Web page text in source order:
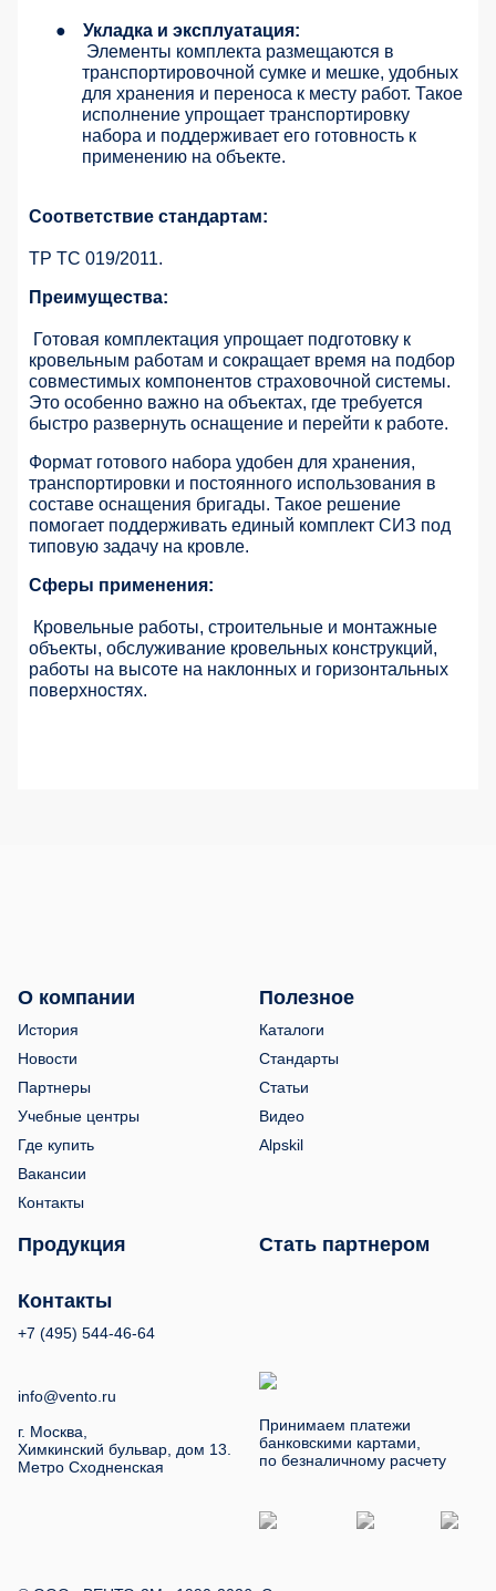
●
Укладка и эксплуатация:
Элементы комплекта размещаются в
транспортировочной сумке и мешке, удобных
для хранения и переноса к месту работ. Такое
исполнение упрощает транспортировку
набора и поддерживает его готовность к
применению на объекте.
Соответствие стандартам:
ТР ТС 019/2011.
Преимущества:
Готовая комплектация упрощает подготовку к
кровельным работам и сокращает время на подбор
совместимых компонентов страховочной системы.
Это особенно важно на объектах, где требуется
быстро развернуть оснащение и перейти к работе.
Формат готового набора удобен для хранения,
транспортировки и постоянного использования в
составе оснащения бригады. Такое решение
помогает поддерживать единый комплект СИЗ под
типовую задачу на кровле.
Сферы применения:
Кровельные работы, строительные и монтажные
объекты, обслуживание кровельных конструкций,
работы на высоте на наклонных и горизонтальных
поверхностях.
О компании
История
Новости
Партнеры
Учебные центры
Где купить
Вакансии
Контакты
Полезное
Каталоги
Стандарты
Статьи
Видео
Alpskil
Продукция Стать партнером
Контакты
+7 (495) 544-46-64
info@vento.ru
г. Москва,
Химкинский бульвар, дом 13.
Метро Сходненская
Принимаем платежи
банковскими картами,
по безналичному расчету